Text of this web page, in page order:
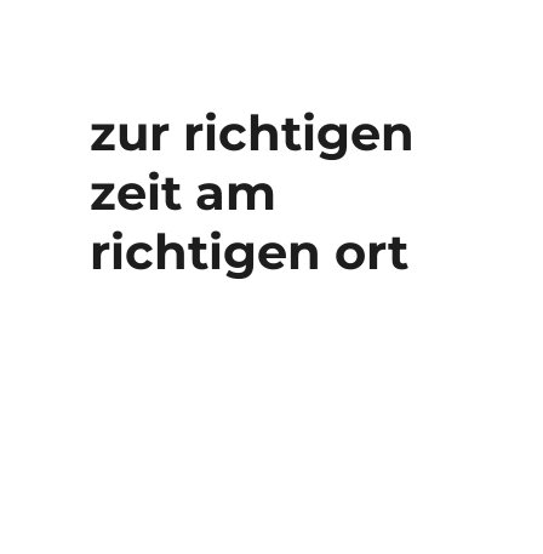
zur richtigen
zeit am
richtigen ort